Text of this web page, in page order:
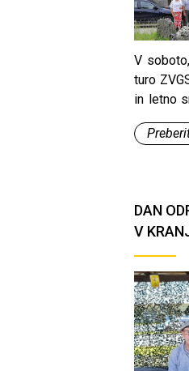
V
turo
in letno
Log pod
DAN
V